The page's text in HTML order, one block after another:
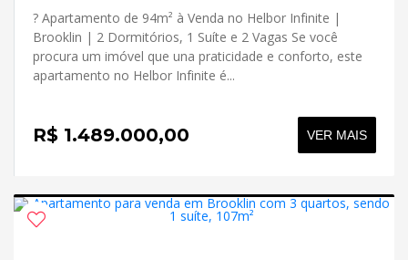
? Apartamento de 94m² à Venda no Helbor Infinite |
Brooklin | 2 Dormitórios, 1 Suíte e 2 Vagas Se você
procura um imóvel que una praticidade e conforto, este
apartamento no Helbor Infinite é...
R$ 1.489.000,00 VER MAIS